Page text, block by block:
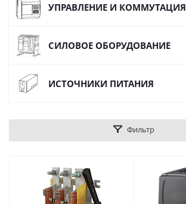
УПРАВЛЕНИЕ И КОММУТАЦИЯ
СИЛОВОЕ ОБОРУДОВАНИЕ
ИСТОЧНИКИ ПИТАНИЯ
Фильтр